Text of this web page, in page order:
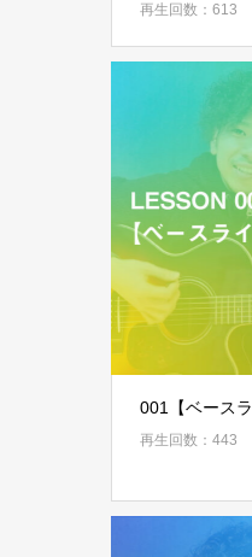
再生回数：613
001【ベース
再生回数：443